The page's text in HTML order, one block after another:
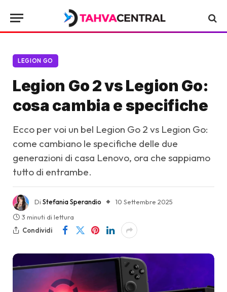
LEGION GO
Legion Go 2 vs Legion Go:
cosa cambia e specifiche
Ecco per voi un bel Legion Go 2 vs Legion Go:
come cambiano le specifiche delle due
generazioni di casa Lenovo, ora che sappiamo
tutto di entrambe.
Di Stefania Sperandio
10 Settembre 2025
3 minuti di lettura
Condividi